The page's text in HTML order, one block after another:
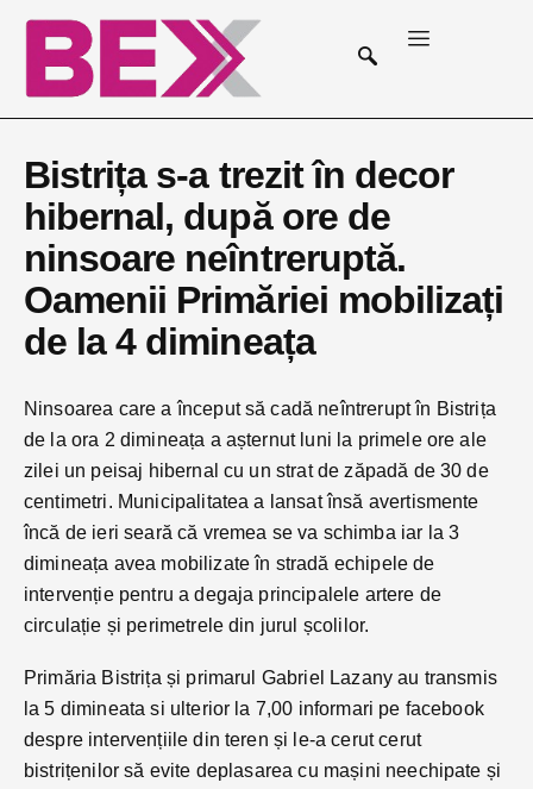
Bistrița s-a trezit în decor
hibernal, după ore de
ninsoare neîntreruptă.
Oamenii Primăriei mobilizați
de la 4 dimineața
Ninsoarea care a început să cadă neîntrerupt în Bistrița
de la ora 2 dimineața a așternut luni la primele ore ale
zilei un peisaj hibernal cu un strat de zăpadă de 30 de
centimetri. Municipalitatea a lansat însă avertismente
încă de ieri seară că vremea se va schimba iar la 3
dimineața avea mobilizate în stradă echipele de
intervenție pentru a degaja principalele artere de
circulație și perimetrele din jurul școlilor.
Primăria Bistrița și primarul Gabriel Lazany au transmis
la 5 dimineata si ulterior la 7,00 informari pe facebook
despre intervențiile din teren și le-a cerut cerut
bistrițenilor să evite deplasarea cu mașini neechipate și